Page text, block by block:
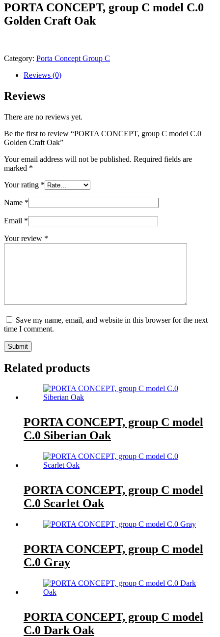
PORTA CONCEPT, group C model C.0
Golden Craft Oak
Category: Porta Concept Group C
Reviews (0)
Reviews
There are no reviews yet.
Be the first to review “PORTA CONCEPT, group C model C.0
Golden Craft Oak”
Your email address will not be published. Required fields are
marked *
Your rating *
Name *
Email *
Your review *
Save my name, email, and website in this browser for the next
time I comment.
Submit
Related products
PORTA CONCEPT, group C model
C.0 Siberian Oak
PORTA CONCEPT, group C model
C.0 Scarlet Oak
PORTA CONCEPT, group C model
C.0 Gray
PORTA CONCEPT, group C model
C.0 Dark Oak